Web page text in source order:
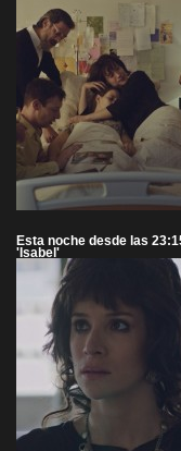
Esta noche desde las
'Isabel'